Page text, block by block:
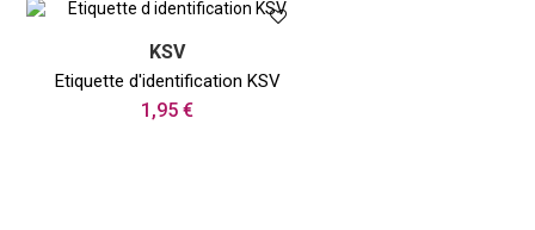
KSV
Etiquette d'identification KSV
1,95 €